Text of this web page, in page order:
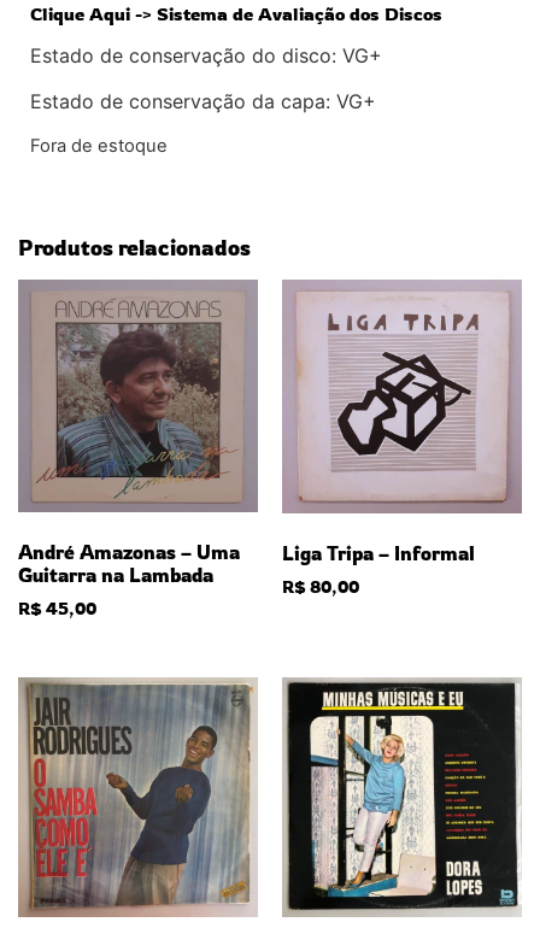
Clique Aqui -> Sistema de Avaliação dos Discos
Estado de conservação do disco: VG+
Estado de conservação da capa: VG+
Fora de estoque
Produtos relacionados
André Amazonas – Uma
Guitarra na Lambada
R$45,00
Liga Tripa – Informal
R$80,00